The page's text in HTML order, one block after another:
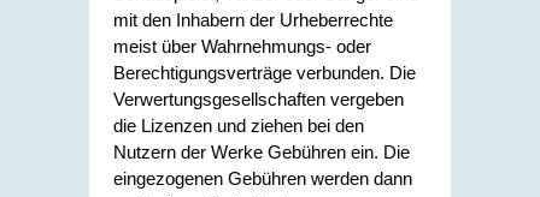
mit den Inhabern der Urheberrechte
meist über Wahrnehmungs- oder
Berechtigungsverträge verbunden. Die
Verwertungsgesellschaften vergeben
die Lizenzen und ziehen bei den
Nutzern der Werke Gebühren ein. Die
eingezogenen Gebühren werden dann